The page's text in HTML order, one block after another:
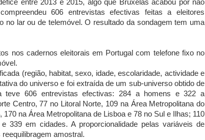
entre 2013 e 2015, algo que Bruxelas acabou por não
606 entrevistas efectivas feitas a eleitores
no lar ou de telemóvel. O resultado da sondagem tem uma
nos cadernos eleitorais em Portugal com telefone fixo no
(região, habitat, sexo, idade, escolaridade, actividade e
do universo e foi extraída de um sub-universo obtido de
teve 606 entrevistas efectivas: 284 a homens e 322 a
Centro, 77 no Litoral Norte, 109 na Área Metropolitana do
170 na Área Metropolitana de Lisboa e 78 no Sul e Ilhas; 110
339 em cidades. A proporcionalidade pelas variáveis de
amostral.